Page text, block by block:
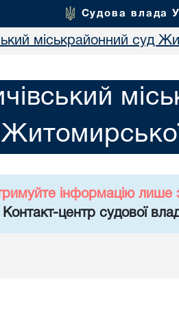
Судова влада
міськрайонний суд
інформацію лише
центр судової